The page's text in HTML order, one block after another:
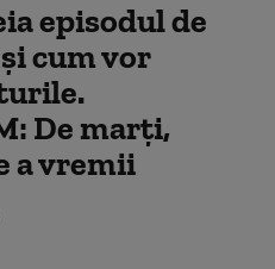
episodul de
cum vor
De marți,
a vremii